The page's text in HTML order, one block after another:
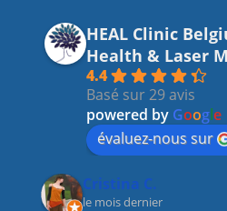
c
e
b
o
o
k
a
gr
a
m
k
e
dI
n
itt
er
HEAL Clinic
Health & Laser
4.4
Basé sur 29 avis
powered by Google
évaluez-nous sur
Cristina C.
le mois dernier